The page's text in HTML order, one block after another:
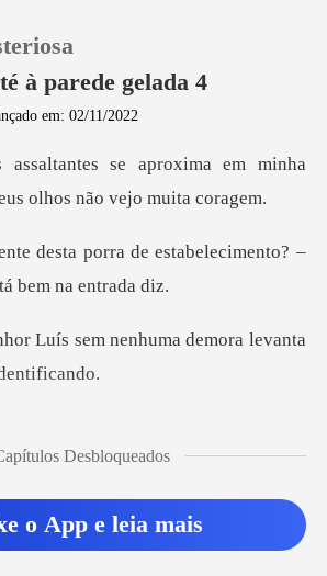
0
à parede gelada 4
em: 02/11/2022
roxima em minha
a de estabelecimento? –
sem nenhuma demora levanta
Desbloqueados
o App e leia mais